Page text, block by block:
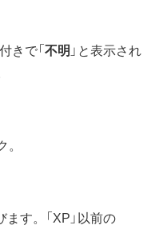
きで「不明 」と表示され
。
す。「XP」以前の